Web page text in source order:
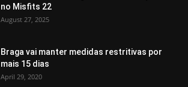
no Misfits 22
August 27, 2025
Braga vai manter medidas restritivas por
mais 15 dias
April 29, 2020